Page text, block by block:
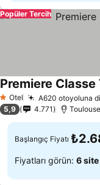
Popüler Tercih
1 Yıldız
Otel A620 otoyoluna
Premiere
5,9 4.771 Toulouse
Başlangıç Fiyatı
Fiyatları görün: 6 site